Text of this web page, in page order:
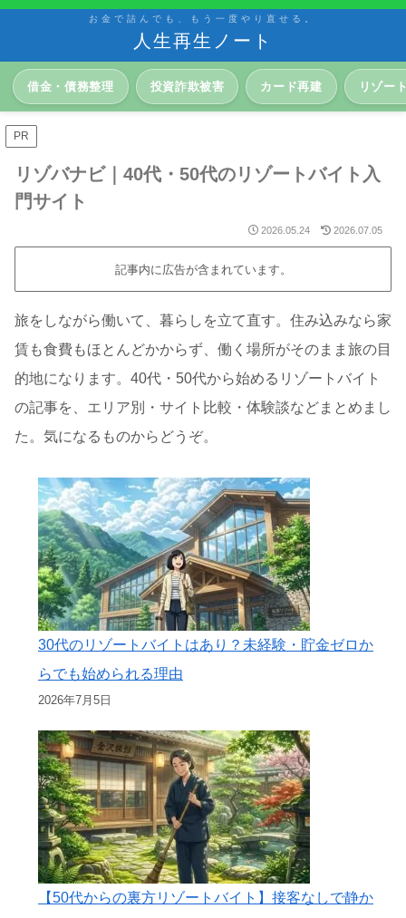
お金で詰んでも、もう一度やり直せる。
人生再生ノート
借金・債務整理 投資詐欺被害 カード再建 リゾー
PR
リゾバナビ｜40代・50代のリゾートバイト入
門サイト
2026.05.24 2026.07.05
記事内に広告が含まれています。
旅をしながら働いて、暮らしを立て直す。住み込みなら家
賃も食費もほとんどかからず、働く場所がそのまま旅の目
的地になります。40代・50代から始めるリゾートバイト
の記事を、エリア別・サイト比較・体験談などまとめまし
た。気になるものからどうぞ。
30代のリゾートバイトはあり？未経験・貯金ゼロか
らでも始められる理由
2026年7月5日
【50代からの裏方リゾートバイト】接客なしで静か